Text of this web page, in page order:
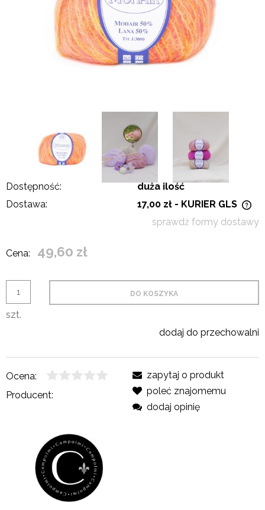
Dostępność:
duża ilość
Dostawa:
17,00 zł - KURIER GLS
sprawdź formy dostawy
Cena: 49,60 zł
szt.
DO KOSZYKA
dodaj do przechowalni
Ocena:
Producent:
zapytaj o produkt
poleć znajomemu
dodaj opinię